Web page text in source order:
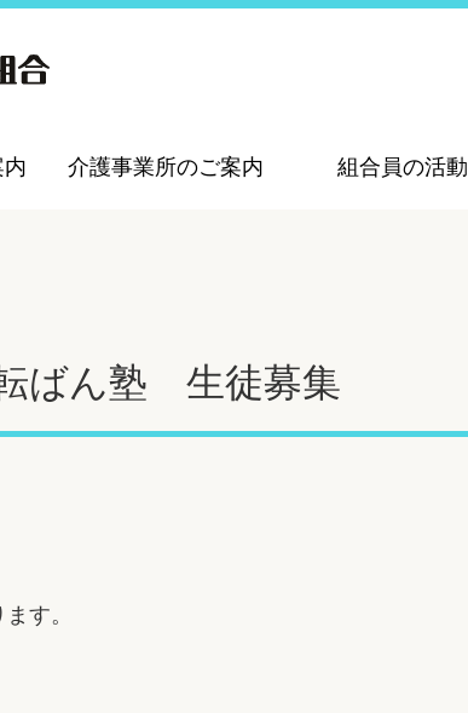
内 介護事業所のご案内 組合員の活動
ばん塾 生徒募集
す。